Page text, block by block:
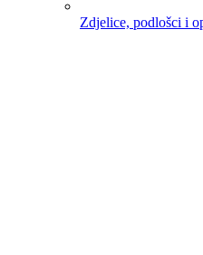
Zdjelice, podlošci i